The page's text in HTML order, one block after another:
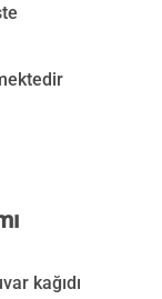
kağıdı